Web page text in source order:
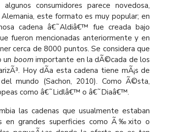
consumidores parece novedosa,
este formato es muy popular; en
cadena â€˜Aldiâ€™ fue creada bajo
fueron mencionadas anteriormente y en
cerca de 8000 puntos. Se considera que
un boomimportante en la dÃ©cada de los
Hoy dÃ­a esta cadena tiene mÃ¡s de
mundo (Sachon, 2010). Como Ã©sta,
como â€˜Lidlâ€™ o â€˜Diaâ€™.
las cadenas que usualmente estaban
en grandes superficies como Ã‰xito o